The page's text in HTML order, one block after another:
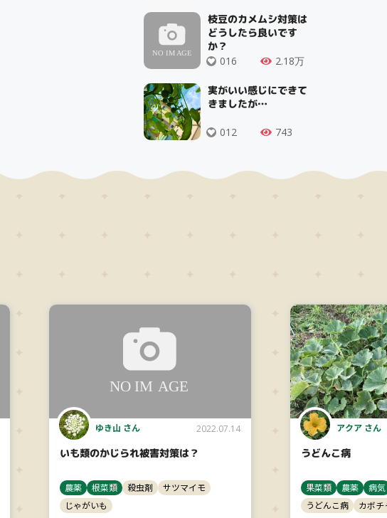
枝豆のカメムシ対策は
どうしたら良いです
か？
016 2.18万
実がいい感じにできて
きましたが…
012 743
ゆき山 さん 2022.07.14
いも類のかじられ被害対策は？
農薬 根菜類 殺虫剤
サツマイモ
じゃがいも
アクア さん
うどんこ病
果菜類 農薬
病気
うどんこ病
カボチ